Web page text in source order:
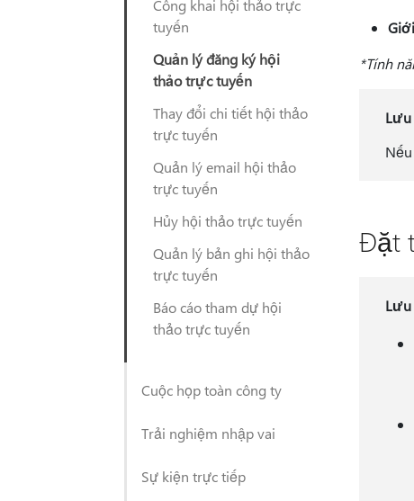
Công khai hội thảo trực
tuyến
Quản lý đăng ký hội
thảo trực tuyến
Thay đổi chi tiết hội thảo
trực tuyến
Quản lý email hội thảo
trực tuyến
Hủy hội thảo trực tuyến
Quản lý bản ghi hội thảo
trực tuyến
Báo cáo tham dự hội
thảo trực tuyến
Cuộc họp toàn công ty
Trải nghiệm nhập vai
Sự kiện trực tiếp
*Tính
Lưu
Đặt
Lưu